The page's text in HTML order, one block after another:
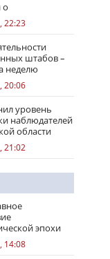
о
на
22:23
штабов –
неделю
20:06
уровень
наблюдателей
области
21:02
эпохи
14:08